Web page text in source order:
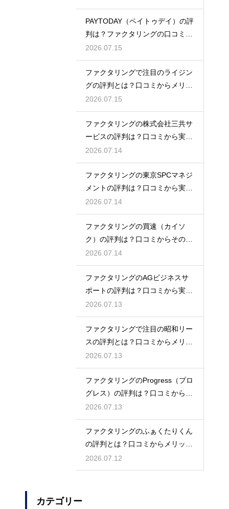
PAYTODAY（ペイトゥデイ）の評
判は？ファクタリングの口コミ検
証
2026.07.15
ファクタリングで注目のライジン
グの評判とは？口コミからメリッ
トを徹底解説
2026.07.15
ファクタリングの株式会社三共サ
ービスの評判は？口コミから実態
を徹底解説
2026.07.14
ファクタリングの東京SPCマネジ
メントの評判は？口コミから実態
を徹底解説
2026.07.14
ファクタリングの買速（カイソ
ク）の評判は？口コミからその実
態を徹底解説
2026.07.14
ファクタリングのAGビジネスサ
ポートの評判は？口コミから実態
を徹底解説
2026.07.13
ファクタリングで注目の昭和リー
スの評判とは？口コミからメリッ
トを徹底解説
2026.07.13
ファクタリングのProgress（プロ
グレス）の評判は？口コミから検
証
2026.07.13
ファクタリングのふぁくたりくん
の評判とは？口コミからメリット
を徹底解説
2026.07.12
カテゴリー